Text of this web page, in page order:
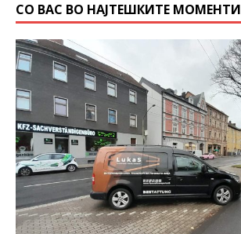
СО ВАС ВО НАЈТЕШКИТЕ МОМЕНТИ